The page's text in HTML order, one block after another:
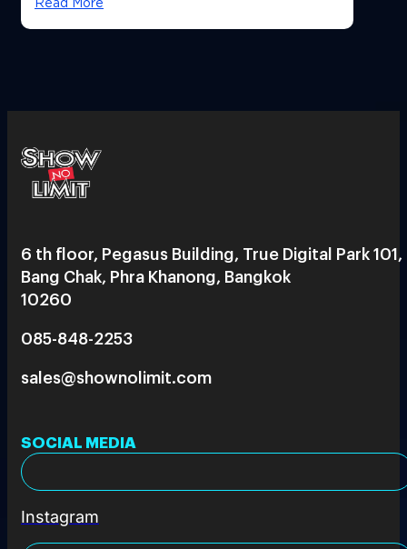
6 th floor, Pegasus Building, True Digital Park 101,
Bang Chak, Phra Khanong, Bangkok
10260
085-848-2253
sales@shownolimit.com
SOCIAL MEDIA
Instagram